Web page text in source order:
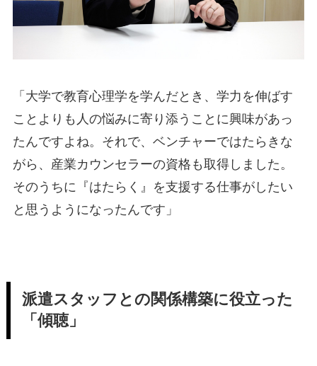
「大学で教育心理学を学んだとき、学力を伸ばす
ことよりも人の悩みに寄り添うことに興味があっ
たんですよね。それで、ベンチャーではたらきな
がら、産業カウンセラーの資格も取得しました。
そのうちに『はたらく』を支援する仕事がしたい
と思うようになったんです」
派遣スタッフとの関係構築に役立った
「傾聴」